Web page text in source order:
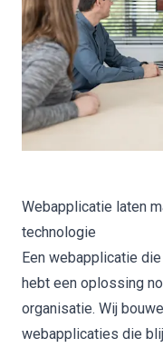
Webapplicatie laten
technologie
Een webapplicatie
hebt een oplossing
organisatie. Wij
webapplicaties die